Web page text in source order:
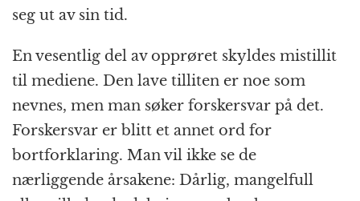
seg ut av sin tid.
En vesentlig del av opprøret skyldes mistillit
til mediene. Den lave tilliten er noe som
nevnes, men man søker forskersvar på det.
Forskersvar er blitt et annet ord for
bortforklaring. Man vil ikke se de
nærliggende årsakene: Dårlig, mangelfull